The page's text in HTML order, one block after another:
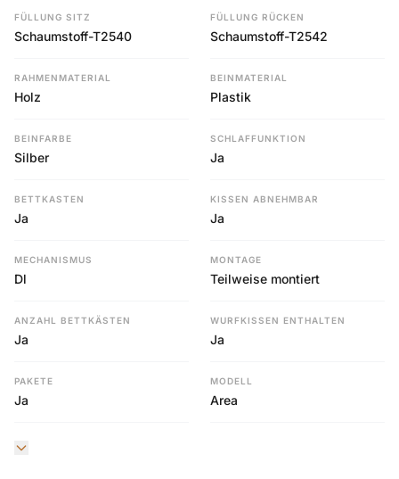
FÜLLUNG SITZ
Schaumstoff-T2540
FÜLLUNG RÜCKEN
Schaumstoff-T2542
RAHMENMATERIAL
Holz
BEINMATERIAL
Plastik
BEINFARBE
Silber
SCHLAFFUNKTION
Ja
BETTKASTEN
Ja
KISSEN ABNEHMBAR
Ja
MECHANISMUS
Dl
MONTAGE
Teilweise montiert
ANZAHL BETTKÄSTEN
Ja
WURFKISSEN ENTHALTEN
Ja
PAKETE
Ja
MODELL
Area